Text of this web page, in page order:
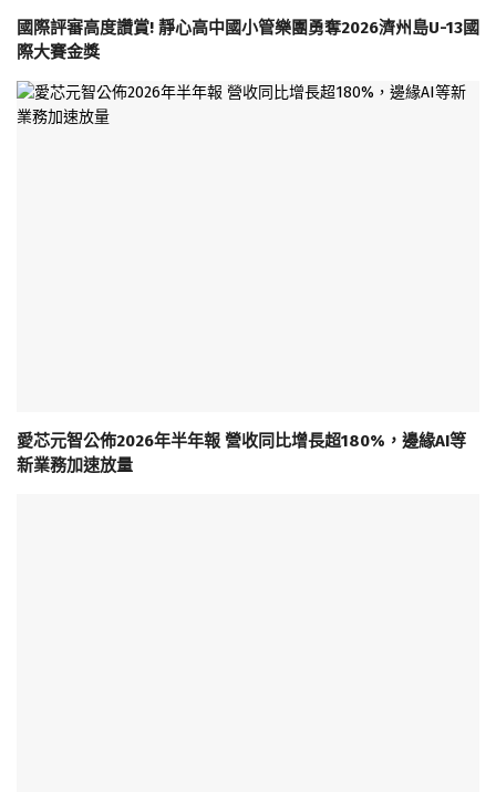
國際評審高度讚賞! 靜心高中國小管樂團勇奪2026濟州島U-13國
際大賽金獎
愛芯元智公佈2026年半年報 營收同比增長超180%，邊緣AI等
新業務加速放量